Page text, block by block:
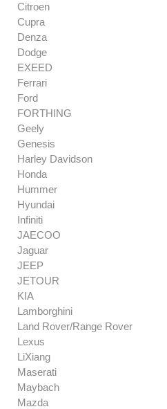
Citroen
Cupra
Denza
Dodge
EXEED
Ferrari
Ford
FORTHING
Geely
Genesis
Harley Davidson
Honda
Hummer
Hyundai
Infiniti
JAECOO
Jaguar
JEEP
JETOUR
KIA
Lamborghini
Land Rover/Range Rover
Lexus
LiXiang
Maserati
Maybach
Mazda